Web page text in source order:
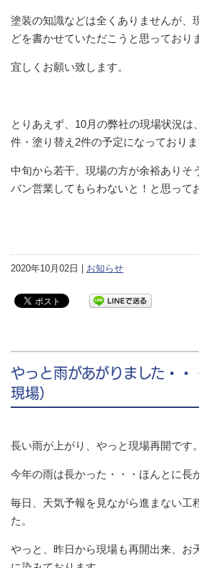
塗装の知識などは全くありませんが、
どを書かせていただこうと思っており
宜しくお願い致します。
とりあえず、10月の弊社の現場状況は
件・塗り替え2件の予定になっておりま
中旬から若干、現場の方が余裕ありそ
バン営業してもらわないと！と思って
2020年10月02日 | お知らせ
やっと雨があがりました・
現場）
長い雨が上がり、やっと現場再開です
今年の雨は長かった・・・ほんとに長
毎日、天気予報を見ながら進まない工
た。
やっと、昨日から現場も再開出来、お